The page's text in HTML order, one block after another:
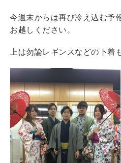
今週末からは再び冷え込む予
お越しください。
上は勿論レギンスなどの下着